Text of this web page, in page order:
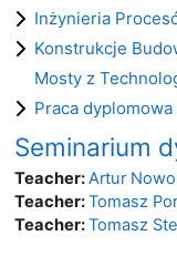
Inżynieria
Konstrukcje
Mosty z
Praca dyplomowa
Seminarium
Teacher:Artur
Teacher:Tomasz
Teacher:Tomasz